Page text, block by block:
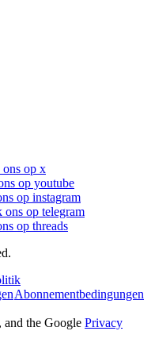
ons op x
op youtube
op instagram
ons op telegram
op threads
Abonnementbedingungen
the Google Privacy